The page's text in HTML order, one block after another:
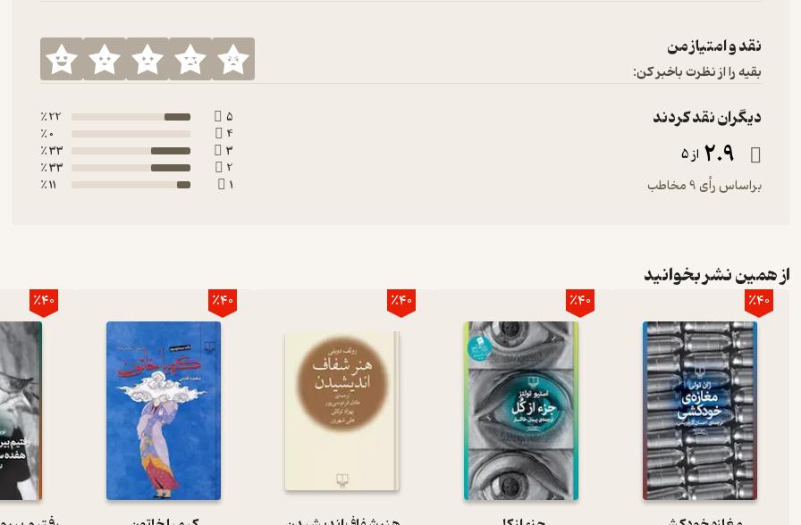
نقد و امتیاز من
بقیه را از نظرت باخبر کن:
دیگران نقد کردند
2.9 از 5
براساس رأی 9 مخاطب
5
22 ٪
4
0 ٪
3
33 ٪
2
33 ٪
1
11 ٪
از همین نشر بخوانید
٪40 ٪40 ٪40 ٪40 ٪40